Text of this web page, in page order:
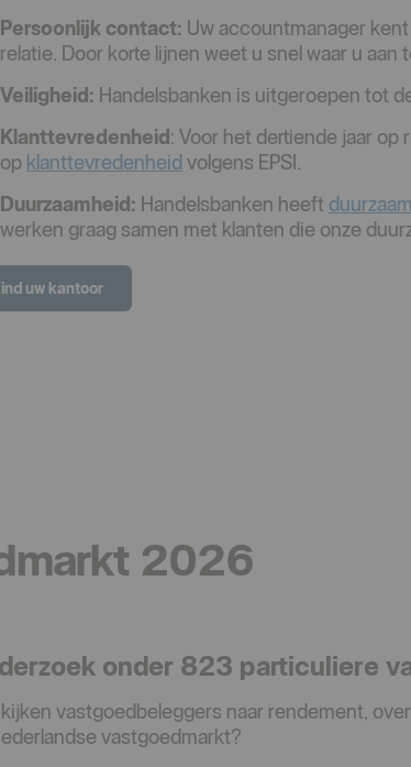
Persoonlijk contact: Uw accountmanager
relatie. Door korte lijnen weet u snel waar u aan
Veiligheid: Handelsbanken is uitgeroepen tot
Klanttevredenheid: Voor het dertiende jaar
op klanttevredenheid volgens EPSI.
Duurzaamheid: Handelsbanken heeft
werken graag samen met klanten die onze
uw kantoor
2026
onder 823 particuliere
kijken vastgoedbeleggers naar rendement,
vastgoedmarkt?